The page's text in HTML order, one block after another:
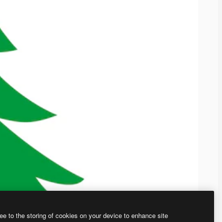
to the storing of cookies on your device to enhance site